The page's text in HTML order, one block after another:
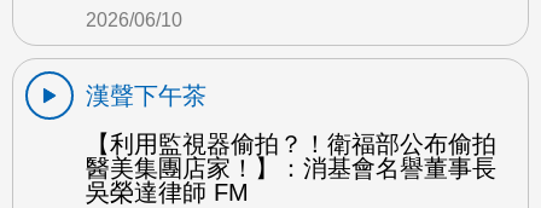
2026/06/10
漢聲下午茶
【利用監視器偷拍？！衛福部公布偷拍
醫美集團店家！】：消基會名譽董事長
吳榮達律師 FM